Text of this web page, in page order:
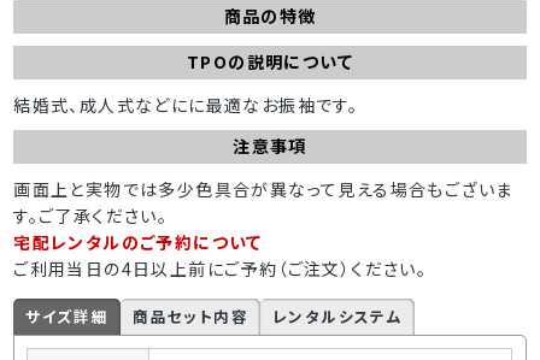
商品の特徴
TPOの説明について
結婚式、成人式などにに最適なお振袖です。
注意事項
画面上と実物では多少色具合が異なって見える場合もございま
す。ご了承ください。
宅配レンタルのご予約について
ご利用当日の4日以上前にご予約（ご注文）ください。
サイズ詳細 商品セット内容 レンタルシステム